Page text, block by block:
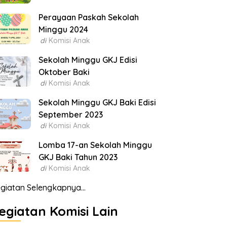
Perayaan Paskah Sekolah
Minggu 2024
di Komisi Anak
Sekolah Minggu GKJ Edisi
Oktober Baki
di Komisi Anak
Sekolah Minggu GKJ Baki Edisi
September 2023
di Komisi Anak
Lomba 17-an Sekolah Minggu
GKJ Baki Tahun 2023
di Komisi Anak
Selengkapnya...
Komisi Lain